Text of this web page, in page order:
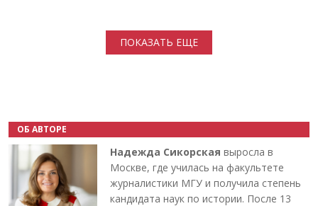
ПОКАЗАТЬ ЕЩЕ
ОБ АВТОРЕ
Надежда Сикорская выросла в
Москве, где училась на факультете
журналистики МГУ и получила степень
кандидата наук по истории. После 13